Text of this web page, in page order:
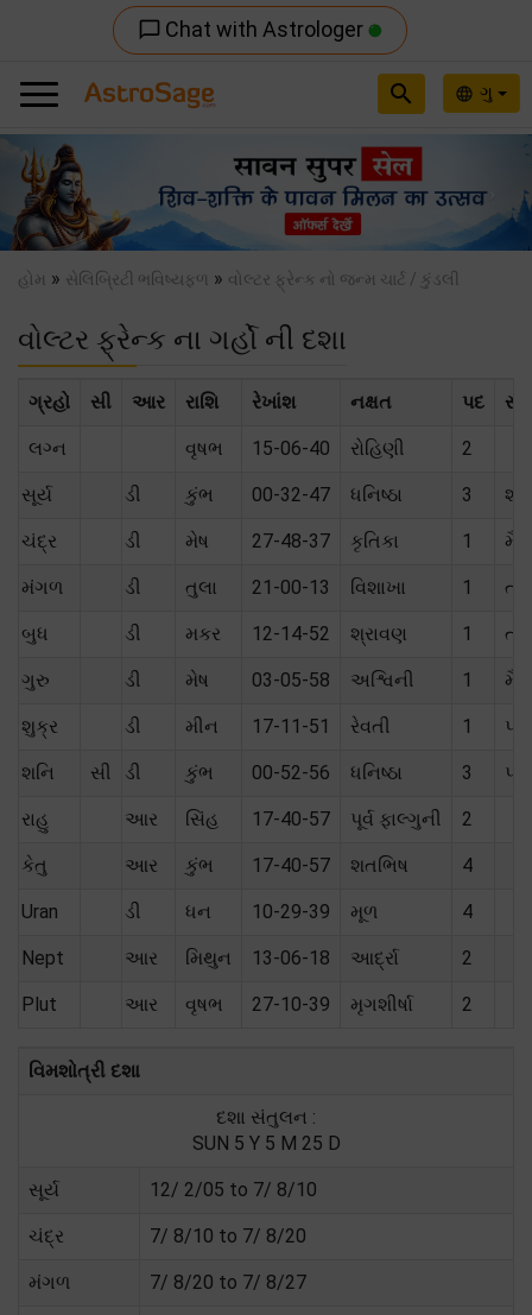
chat_bubble_outline Chat with Astrologer
language ગુ
search
Previous
હોમ » સેલિબ્રિટી ભવિષ્યફળ » વોલ્ટર ફ્રેન્ક નો જન્મ ચાર્ટ / કુંડલી
વોલ્ટર ફ્રેન્ક ના ગર્હો ની દશા
ગ્રહો સી આર રાશિ રેખાંશ નક્ષત પદ
લગ્ન વૃષભ 15-06-40 રોહિણી 2
સૂર્ય ડી કુંભ 00-32-47 ધનિષ્ઠા 3
ચંદ્ર ડી મેષ 27-48-37 કૃતિકા 1
મંગળ ડી તુલા 21-00-13 વિશાખા 1
બુધ ડી મકર 12-14-52 શ્રાવણ 1
ગુરુ ડી મેષ 03-05-58 અશ્વિની 1
શુક્ર ડી મીન 17-11-51 રેવતી 1
શનિ સી ડી કુંભ 00-52-56 ધનિષ્ઠા 3
રાહુ આર સિંહ 17-40-57 પૂર્વ ફાલ્ગુની 2
કેતુ આર કુંભ 17-40-57 શતભિષ 4
Uran ડી ધન 10-29-39 મૂળ 4
Nept આર મિથુન 13-06-18 આર્દ્રા 2
Plut આર વૃષભ 27-10-39 મૃગશીર્ષા 2
વિમશોત્રી દશા
દશા સંતુલન :
SUN 5 Y 5 M 25 D
સૂર્ય 12/ 2/05 to 7/ 8/10
ચંદ્ર 7/ 8/10 to 7/ 8/20
મંગળ 7/ 8/20 to 7/ 8/27